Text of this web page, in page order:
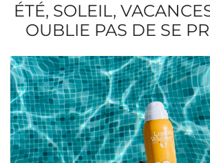
ÉTÉ, SOLEIL,
OUBLIE PAS DE SE